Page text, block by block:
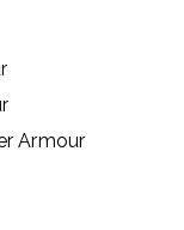
Armour